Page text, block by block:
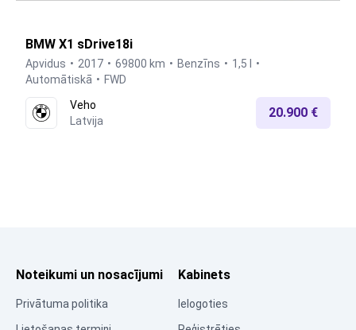
BMW X1 sDrive18i
Apvidus 2017 69800 km Benzīns
1,5 l
Automātiskā
FWD
Veho
Latvija
20.900 €
Noteikumi un nosacījumi
Privātuma politika
Kabinets
Ielogoties